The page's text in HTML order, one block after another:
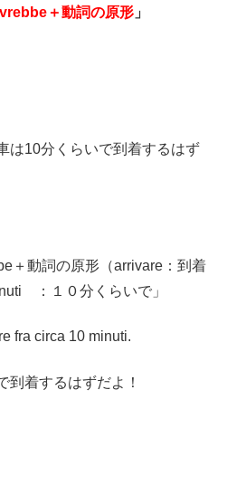
＋動詞の原形 」
は10分くらいで到着するはず
＋動詞の原形（arrivare：到着
：１０分くらいで」
fra circa 10 minuti.
到着するはずだよ！